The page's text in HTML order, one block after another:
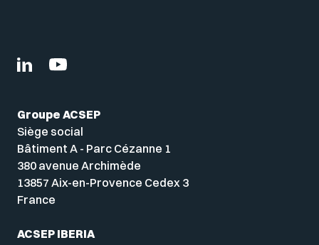
Groupe ACSEP
Siège social
Bâtiment A - Parc Cézanne 1
380 avenue Archimède
13857 Aix-en-Provence Cedex 3
France
ACSEP IBERIA